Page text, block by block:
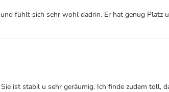
fühlt sich sehr wohl dadrin. Er hat genug
ist stabil u sehr geräumig. Ich finde zudem toll,